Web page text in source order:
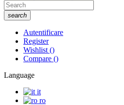
search
Autentificare
Register
Wishlist ()
Compare ()
Language
it
ro